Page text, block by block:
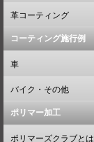
革コーティング
コーティング施行例
車
バイク・その他
ポリマー加工
ポリマーズクラブとは